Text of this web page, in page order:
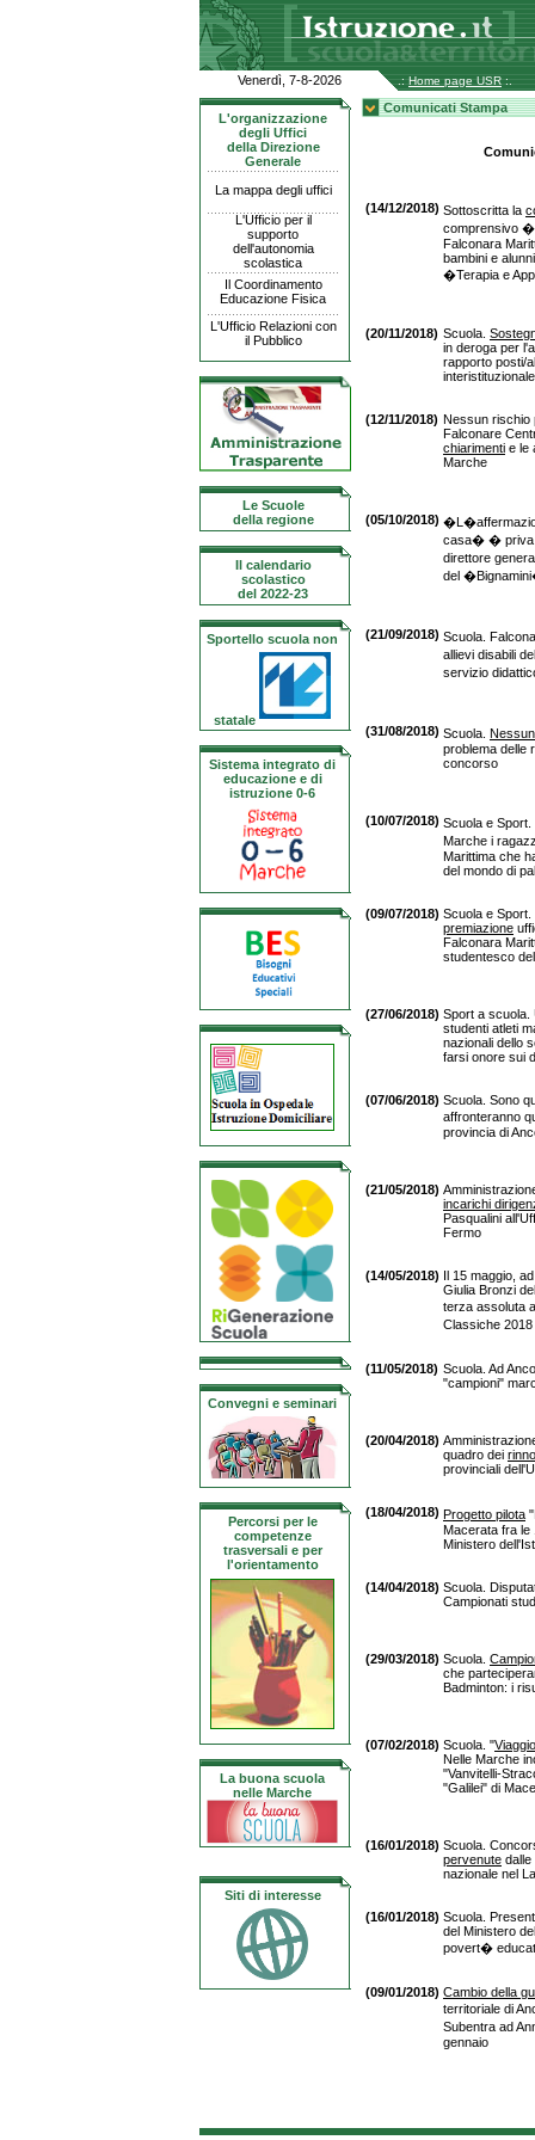
Venerdì, 7-8-2026 .: Home page USR :.
L'organizzazione
degli Uffici
della Direzione
Generale
La mappa degli uffici
L'Ufficio per il
supporto
dell'autonomia
scolastica
Il Coordinamento
Educazione Fisica
L'Ufficio Relazioni con
il Pubblico
Le Scuole
della regione
Il calendario
scolastico
del 2022-23
Sportello scuola non
statale
Sistema integrato di
educazione e di
istruzione 0-6
Convegni e seminari
Percorsi per le
competenze
trasversali e per
l'orientamento
La buona scuola
nelle Marche
Siti di interesse
Comunicati Stampa
(14/12/2018) Sottoscritta la
comprensivo
Falconara
bambini e
�Terapia e
(20/11/2018) Scuola.
in deroga per
rapporto posti/
(12/11/2018) Nessun rischio
Falconare
chiarimenti e le
Marche
(05/10/2018)
casa� � priva
direttore
del
(21/09/2018) Scuola.
allievi disabili
servizio
(31/08/2018) Scuola.
problema delle
concorso
(10/07/2018) Scuola e Sport.
Marche i
Marittima che
del mondo di
(09/07/2018) Scuola e
premiazione
Falconara
studentesco
(27/06/2018) Sport a
studenti atleti
nazionali dello
farsi onore sui
(07/06/2018) Scuola. Sono
affronteranno
provincia di
(21/05/2018)
incarichi
Pasqualini
Fermo
(14/05/2018) Il 15 maggio,
Giulia Bronzi
terza assoluta
Classiche
(11/05/2018) Scuola. Ad
"campioni"
(20/04/2018)
quadro dei
provinciali
(18/04/2018) Progetto pilota
Macerata fra le
Ministero
(14/04/2018) Scuola.
Campionati
(29/03/2018) Scuola.
che
Badminton: i
(07/02/2018) Scuola. "
Nelle Marche
"Vanvitelli-
"Galilei" di
(16/01/2018) Scuola.
pervenute dalle
nazionale nel
(16/01/2018) Scuola.
del Ministero
povert�
(09/01/2018) Cambio della
territoriale di
Subentra ad
gennaio